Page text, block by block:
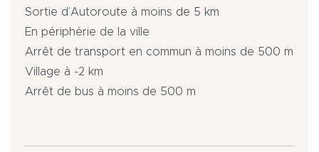
Sortie d’Autoroute à moins de 5 km
En périphérie de la ville
Arrêt de transport en commun à moins de 500 m
Village à -2 km
Arrêt de bus à moins de 500 m